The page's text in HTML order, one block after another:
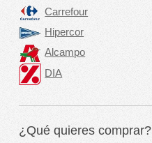
Carrefour
Hipercor
Alcampo
DIA
¿Qué quieres comprar?